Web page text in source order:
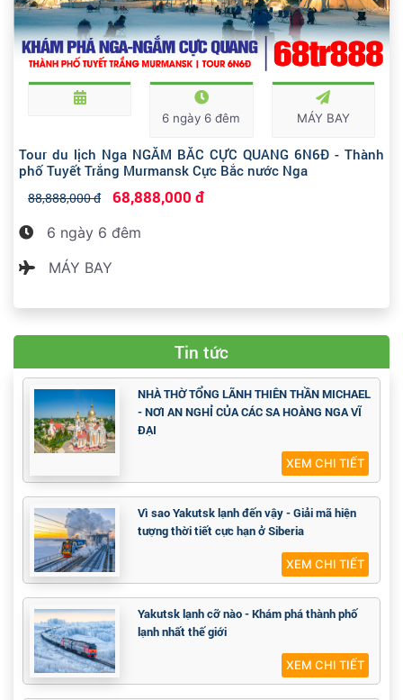
6 ngày 6 đêm MÁY BAY
Tour du lịch Nga NGẮM BẮC CỰC QUANG 6N6Đ - Thành
phố Tuyết Trắng Murmansk Cực Bắc nước Nga
88,888,000 đ 68,888,000 đ
6 ngày 6 đêm
MÁY BAY
Tin tức
NHÀ THỜ TỔNG LÃNH THIÊN THẦN MICHAEL
- NƠI AN NGHỈ CỦA CÁC SA HOÀNG NGA VĨ
ĐẠI
XEM CHI TIẾT
Vì sao Yakutsk lạnh đến vậy - Giải mã hiện
tượng thời tiết cực hạn ở Siberia
XEM CHI TIẾT
Yakutsk lạnh cỡ nào - Khám phá thành phố
lạnh nhất thế giới
XEM CHI TIẾT